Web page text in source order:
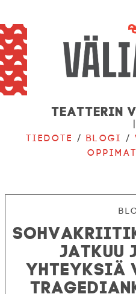
Teatterin
|
Tiedote /Blogi /
jatkuu
yhteyksiä